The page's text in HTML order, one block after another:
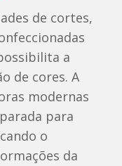
de cortes,
a
de cores. A
modernas
para
o
da